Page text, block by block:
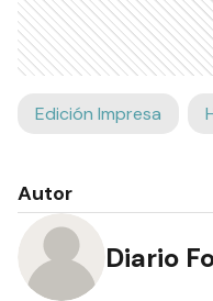
Edición Impresa
Autor
Diario